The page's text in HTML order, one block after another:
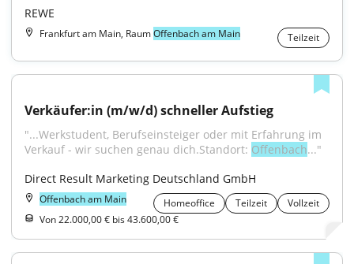
REWE
Frankfurt am Main, RaumOffenbach am Main Teilzeit
Verkäufer:in (m/w/d) schneller Aufstieg
"...Werkstudent, Berufseinsteiger oder mit Erfahrung im
Verkauf - wir suchen genau dich.Standort: Offenbach..."
Direct Result Marketing Deutschland GmbH
Offenbach am Main Homeoffice Teilzeit
Vollzeit
Von 22.000,00 € bis 43.600,00 €